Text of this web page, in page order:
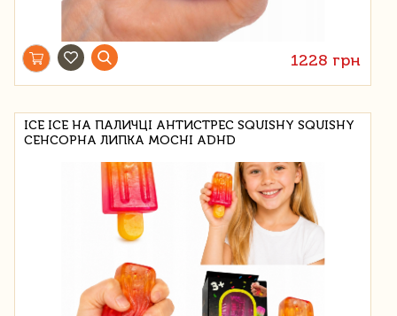
1228 грн
ICE ICE НА ПАЛИЧЦІ АНТИСТРЕС SQUISHY SQUISHY
СЕНСОРНА ЛИПКА MOCHI ADHD